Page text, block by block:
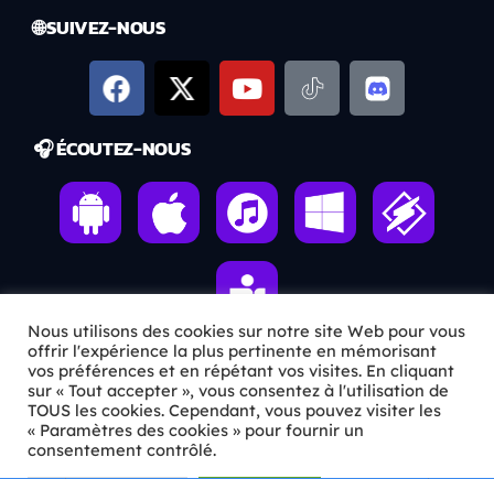
🌐 SUIVEZ-NOUS
🎧 ÉCOUTEZ-NOUS
ℹ️ INFOS PRATIQUES
✉️Contact
Nous utilisons des cookies sur notre site Web pour vous
offrir l'expérience la plus pertinente en mémorisant
vos préférences et en répétant vos visites. En cliquant
sur « Tout accepter », vous consentez à l'utilisation de
TOUS les cookies. Cependant, vous pouvez visiter les
« Paramètres des cookies » pour fournir un
consentement contrôlé.